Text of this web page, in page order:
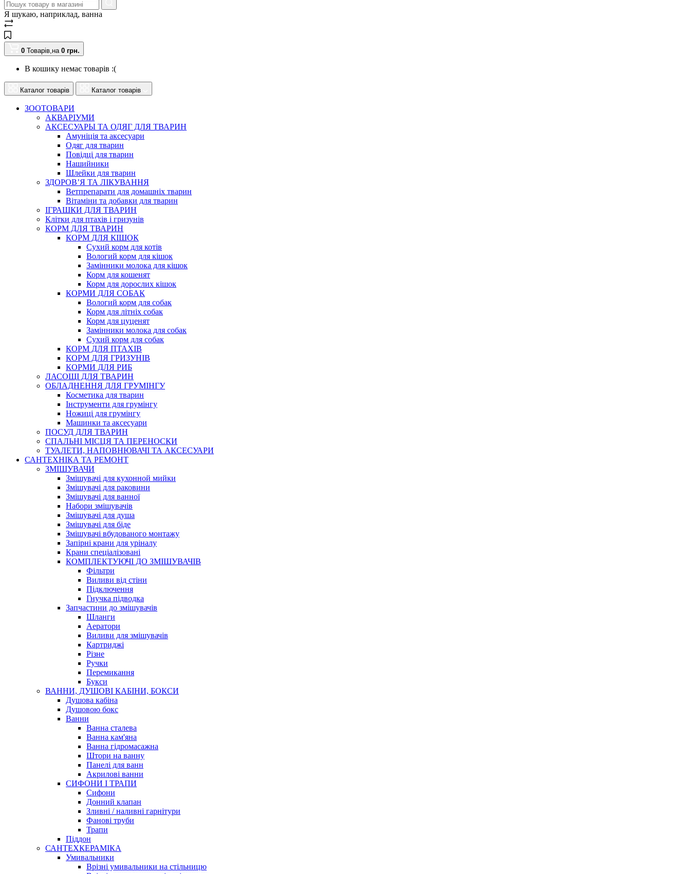
Я шукаю, наприклад, ванна
0 Товарів,на 0 грн.
В кошику немає товарів :(
Каталог товарів Каталог товарів
ЗООТОВАРИ
АКВАРІУМИ
АКСЕСУАРЫ ТА ОДЯГ ДЛЯ ТВАРИН
Амуніція та аксесуари
Одяг для тварин
Повідці для тварин
Нашийники
Шлейки для тварин
ЗДОРОВ’Я ТА ЛІКУВАННЯ
Ветпрепарати для домашніх тварин
Вітаміни та добавки для тварин
ІГРАШКИ ДЛЯ ТВАРИН
Клітки для птахів і гризунів
КОРМ ДЛЯ ТВАРИН
КОРМ ДЛЯ КІШОК
Сухий корм для котів
Вологий корм для кішок
Замінники молока для кішок
Корм для кошенят
Корм для дорослих кішок
КОРМИ ДЛЯ СОБАК
Вологий корм для собак
Корм для літніх собак
Корм для цуценят
Замінники молока для собак
Сухий корм для собак
КОРМ ДЛЯ ПТАХІВ
КОРМ ДЛЯ ГРИЗУНІВ
КОРМИ ДЛЯ РИБ
ЛАСОЩІ ДЛЯ ТВАРИН
ОБЛАДНЕННЯ ДЛЯ ГРУМІНГУ
Косметика для тварин
Інструменти для грумінгу
Ножиці для грумінгу
Машинки та аксесуари
ПОСУД ДЛЯ ТВАРИН
СПАЛЬНІ МІСЦЯ ТА ПЕРЕНОСКИ
ТУАЛЕТИ, НАПОВНЮВАЧІ ТА АКСЕСУАРИ
САНТЕХНІКА ТА РЕМОНТ
ЗМІШУВАЧИ
Змішувачі для кухонной мийки
Змішувачі для раковини
Змішувачі для ванної
Набори змішувачів
Змішувачі для душа
Змішувачі для біде
Змішувачі вбудованого монтажу
Запірні крани для уріналу
Крани спеціалізовані
КОМПЛЕКТУЮЧІ ДО ЗМІШУВАЧІВ
Фільтри
Виливи від стіни
Підключення
Гнучка підводка
Запчастини до змішувачів
Шланги
Аератори
Виливи для змішувачів
Картриджі
Різне
Ручки
Перемикання
Букси
ВАННИ, ДУШОВІ КАБІНИ, БОКСИ
Душова кабіна
Душовою бокс
Ванни
Ванна сталева
Ванна кам'яна
Ванна гідромасажна
Штори на ванну
Панелі для ванн
Акрилові ванни
СИФОНИ І ТРАПИ
Сифони
Донний клапан
Зливні / наливні гарнітури
Фанові труби
Трапи
Піддон
САНТЕХКЕРАМІКА
Умивальники
Врізні умивальники на стільницю